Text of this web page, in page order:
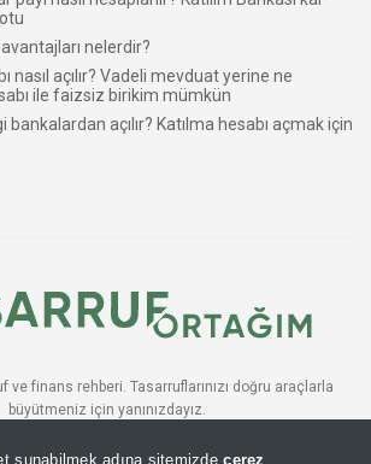
sunabilmek adına sitemizdeçerez
avantajları nelerdir?
nasıl açılır? Vadeli mevduat yerine ne
ile faizsiz birikim mümkün
bankalardan açılır? Katılma hesabı açmak için
ve finans rehberi. Tasarruflarınızı doğru araçlarla
büyütmeniz için yanınızdayız.